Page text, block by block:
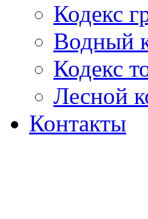
Кодекс
Водный
Кодекс
Лесной
Контакты